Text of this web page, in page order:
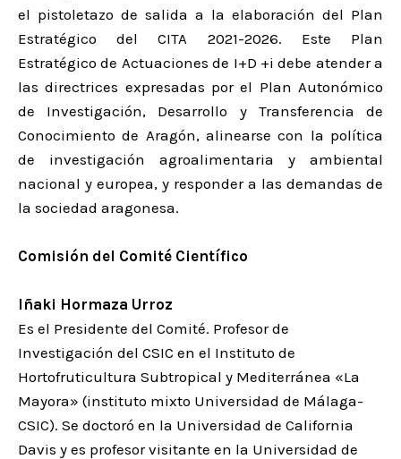
el pistoletazo de salida a la elaboración del Plan
Estratégico del CITA 2021-2026. Este Plan
Estratégico de Actuaciones de I+D +i debe atender a
las directrices expresadas por el Plan Autonómico
de Investigación, Desarrollo y Transferencia de
Conocimiento de Aragón, alinearse con la política
de investigación agroalimentaria y ambiental
nacional y europea, y responder a las demandas de
la sociedad aragonesa.
Comisión del Comité Científico
Iñaki Hormaza Urroz
Es el Presidente del Comité. Profesor de
Investigación del CSIC en el Instituto de
Hortofruticultura Subtropical y Mediterránea «La
Mayora» (instituto mixto Universidad de Málaga-
CSIC). Se doctoró en la Universidad de California
Davis y es profesor visitante en la Universidad de